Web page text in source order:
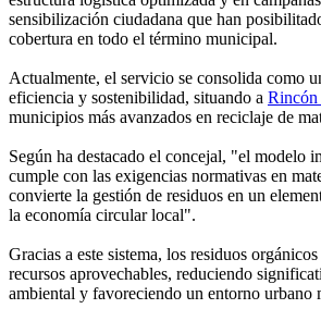
sensibilización ciudadana que han
cobertura en todo el término municipal.
Actualmente, el servicio se consolida como
eficiencia y sostenibilidad, situando a Rincón
municipios más avanzados en reciclaje de
Según ha destacado el concejal, "el modelo
cumple con las exigencias normativas en
convierte la gestión de residuos en un
la economía circular local".
Gracias a este sistema, los residuos
recursos aprovechables, reduciendo
ambiental y favoreciendo un entorno urbano